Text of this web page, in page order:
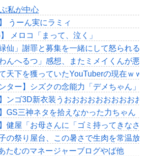
私が中心
うーん実にラミィ
メロコ「まって、泣く」
仙」謝罪と募集を一緒にして怒られる
んへるつ」感想、またミメイくんが悪
天下を獲っていたYouTuberの現在ｗｗ
ター】シズクの念能力「デメちゃん」
ンゴ3D新衣装うおおおおおおおおおお
】GS三神ネタを拾えなかった力ちゃん
健屋「お母さんに「ゴミ持ってきなさ
子の祭り屋台、この暑さで生肉を常温放
たむのマネージャーブログやば他